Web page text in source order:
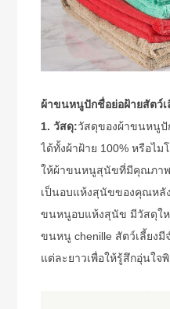
ผ้าขนหนูปักชื่อย่อฝ้ายสัตว์
1. วัสดุ:วัสดุของผ้าขนหนูปั
ได้ทั้งผ้าฝ้าย 100% หรือไม
ให้ผ้าขนหนูสุนัขที่มีคุณภา
เป็นอบแห้งสุนัขของคุณหลั
ขนหนูอบแห้งสุนัข มีวัสดุใ
ขนหนู chenille สัตว์เลี้ยงมี
แต่ละยาวเพื่อให้รู้สึกอุ่นใจ